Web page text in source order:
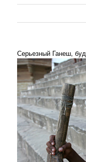
Серьезный Ганеш,